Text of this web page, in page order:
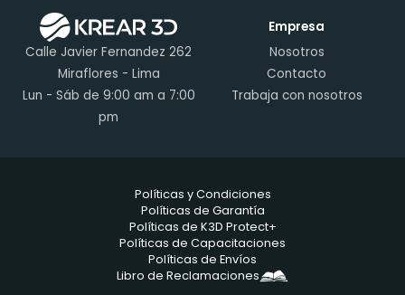
Calle Javier Fernandez 262
Miraflores - Lima
Lun - Sáb de 9:00 am a 7:00
pm
Empresa
Nosotros
Contacto
Trabaja con nosotros
Políticas y Condiciones
Políticas de Garantía
Políticas de K3D Protect+
Políticas de Capacitaciones
Políticas de Envíos
Libro de Reclamaciones